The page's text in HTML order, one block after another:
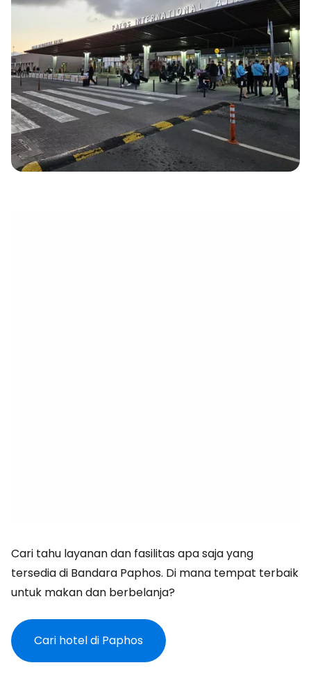
Cari tahu layanan dan fasilitas apa saja yang
tersedia di Bandara Paphos. Di mana tempat terbaik
untuk makan dan berbelanja?
Cari hotel di Paphos